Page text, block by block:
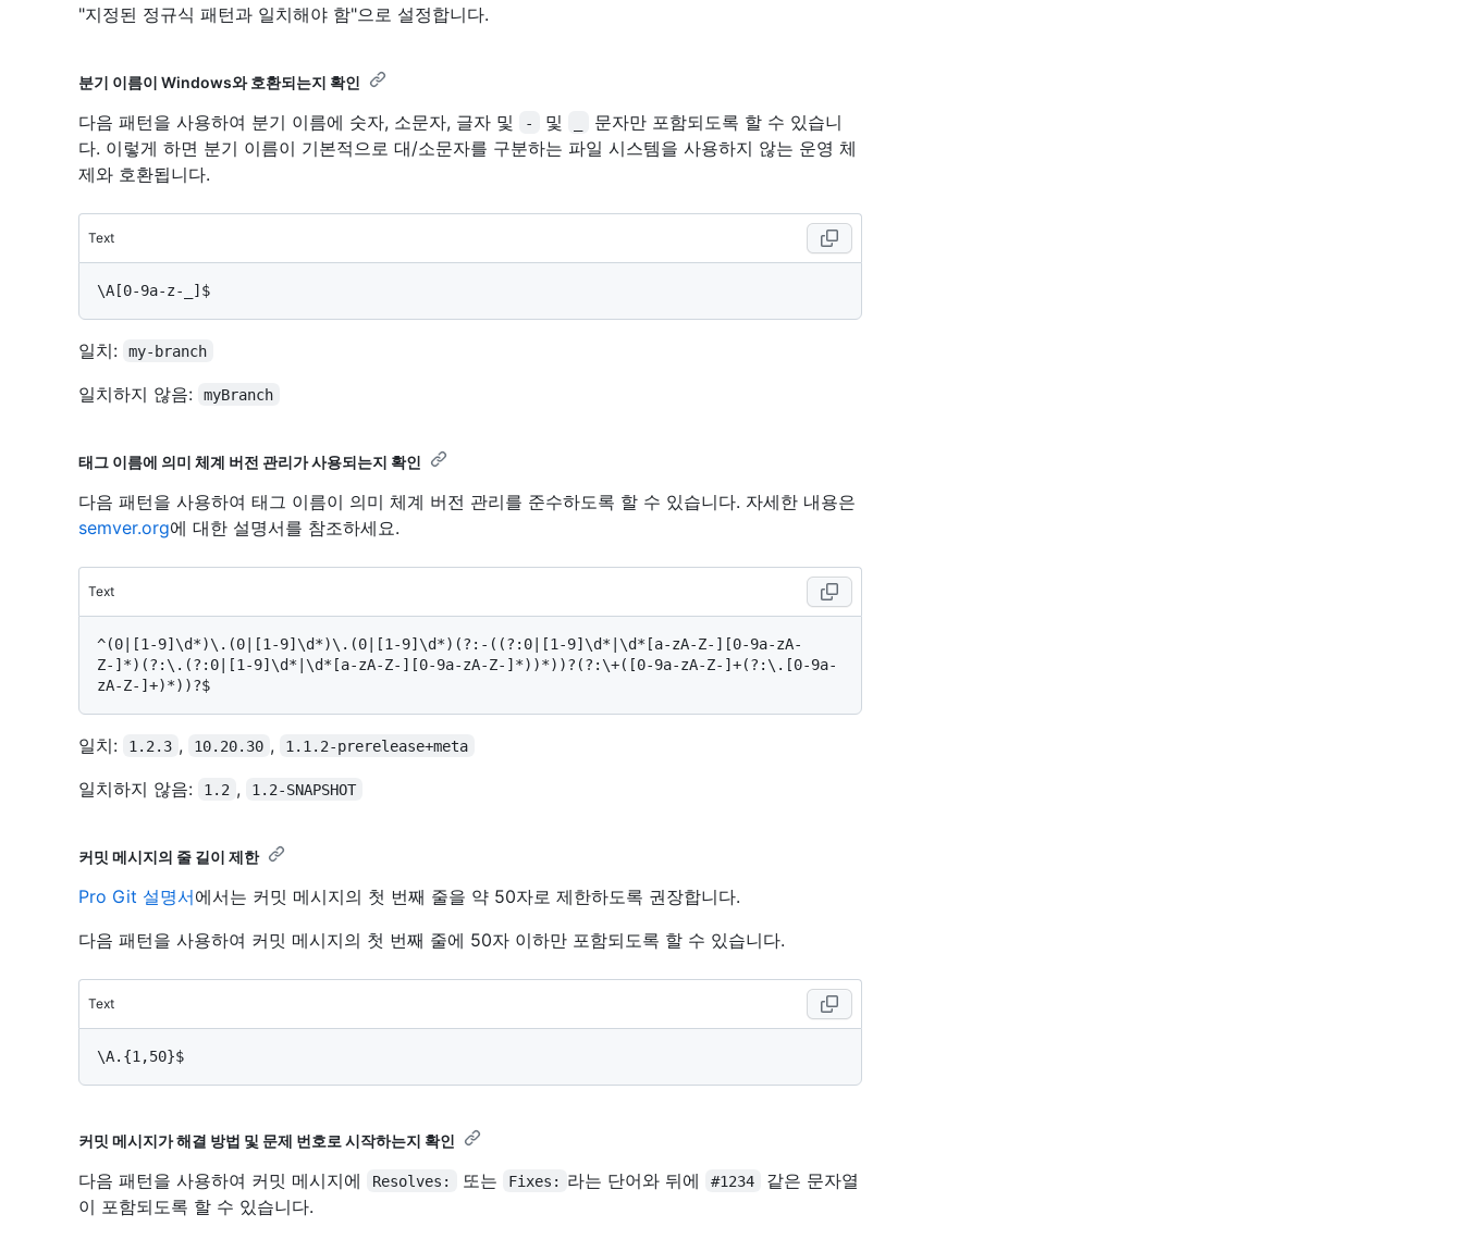
"지정된 정규식 패턴과 일치해야 함"으로 설정합니다.
분기 이름이 Windows와 호환되는지 확인
다음 패턴을 사용하여 분기 이름에 숫자, 소문자, 글자 및 - 및
문자만 포함되도록 할 수 있습니
다. 이렇게 하면 분기 이름이 기본적으로 대/소문자를 구분하는 파일 시스템을 사용하지 않는 운영 체
제와 호환됩니다.
Text
일치: my-branch
일치하지 않음: myBranch
태그 이름에 의미 체계 버전 관리가 사용되는지 확인
다음 패턴을 사용하여 태그 이름이 의미 체계 버전 관리를 준수하도록 할 수 있습니다. 자세한 내용은
semver.org에 대한 설명서를 참조하세요.
Text
^(0|[1-9]\d*)\.(0|[1-9]\d*)\.(0|[1-9]\d*)(?:-((?:0|[1-9]\d*|\d*[a-zA-Z-][0-9a-zA-
Z-]*)(?:\.(?:0|[1-9]\d*|\d*[a-zA-Z-][0-9a-zA-Z-]*))*))?(?:\+([0-9a-zA-Z-]+(?:\.[0-9a-
일치: 1.2.3 , 10.20.30 , 1.1.2-prerelease+meta
일치하지 않음: 1.2 , 1.2-SNAPSHOT
커밋 메시지의 줄 길이 제한
Pro Git 설명서에서는 커밋 메시지의 첫 번째 줄을 약 50자로 제한하도록 권장합니다.
다음 패턴을 사용하여 커밋 메시지의 첫 번째 줄에 50자 이하만 포함되도록 할 수 있습니다.
Text
커밋 메시지가 해결 방법 및 문제 번호로 시작하는지 확인
다음 패턴을 사용하여 커밋 메시지에 Resolves: 또는 Fixes: 라는 단어와 뒤에 #1234
같은 문자열
이 포함되도록 할 수 있습니다.